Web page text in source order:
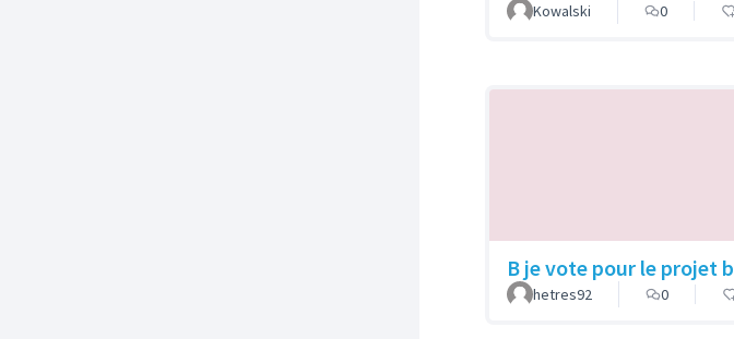
Kowalski 0
B je vote pour le projet b
hetres92 0